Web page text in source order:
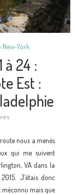
New-York
24 :
Est :
nous a menés
qui me suivent
VA dans la
J’étais donc
mais que